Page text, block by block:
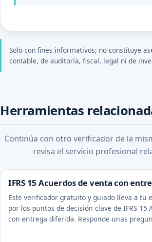
Solo con fines informativos; no constituye
contable, de auditoría, fiscal, legal ni de
Herramientas
Continúa con otro verificador de la
revisa el servicio profesional
IFRS 15 Acuerdos de venta con
Este verificador gratuito y guiado lleva a tu
por los puntos de decisión clave de IFRS 15
con entrega diferida. Responde unas